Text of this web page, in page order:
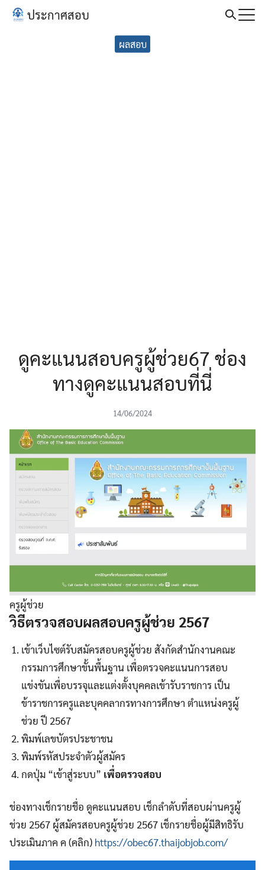
Skip
ประกาศสอบ
ผลสอบ
ดูคะแนนสอบครูผู้ช่วย67 ช่อง
ทางดูคะแนนสอบที่นี่
14/06/2024
ครูผู้ช่วย
วิธีตรวจสอบผลสอบครูผู้ช่วย 2567
เข้าเว็บไซต์รับสมัครสอบครูผู้ช่วย สังกัดสำนักงานคณะ
กรรมการศึกษาขั้นพื้นฐาน เพื่อตรวจคะแนนการสอบ
แข่งขันเพื่อบรรจุและแต่งตั้งบุคคลเข้ารับราชการ เป็น
ข้าราชการครูและบุคคลากรทางการศึกษา ตำแหน่งครูผู้
ช่วย ปี 2567
พิมพ์เลขบัตรประชาชน
พิมพ์รหัสประจำตัวผู้สมัคร
กดปุ่ม “เข้าสู่ระบบ” เพื่อตรวจสอบ
ช่องทางเช็กรายชื่อ ดูคะแนนสอบ เช็กลำดับที่สอบผ่านครูผู้
ช่วย 2567 ผู้สมัครสอบครูผู้ช่วย 2567 เช็กรายชื่อผู้มีสิทธิรับ
ประเมินภาค ค (คลิก) https://obec67.thaijobjob.com/